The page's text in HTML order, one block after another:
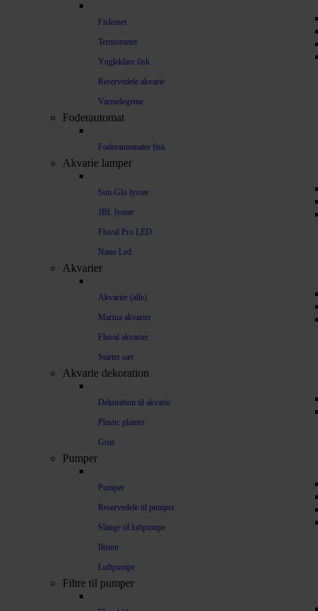
Fiskenet
Termometer
Yngleklare fisk
Reservedele akvarie
Varmelegeme
Foderautomat
Foderautomater fisk
Akvarie lamper
Sun-Glo lysrør
JBL lysrør
Fluval Pro LED
Nano Led
Akvarier
Akvarier (alle)
Marina akvarier
Fluval akvarier
Starter sæt
Akvarie dekoration
Dekoration til akvarie
Plastic planter
Grus
Pumper
Pumper
Reservedele til pumper
Slange til luftpumpe
Iltsten
Luftpumpe
Filtre til pumper